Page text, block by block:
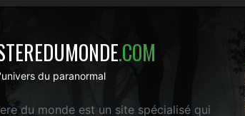
.COM
du paranormal
du monde est un site spécialisé qui